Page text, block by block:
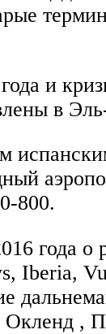
и
в
800.
Iberia,
Окленд